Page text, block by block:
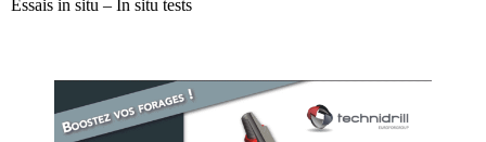
Essais in situ – In situ tests